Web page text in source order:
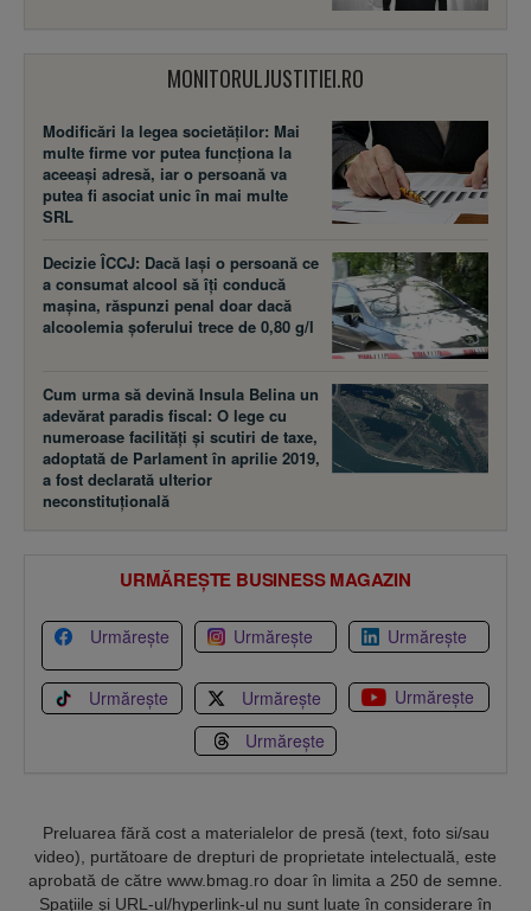
MONITORULJUSTITIEI.RO
Modificări la legea societăţilor: Mai
multe firme vor putea funcţiona la
aceeaşi adresă, iar o persoană va
putea fi asociat unic în mai multe
SRL
Decizie ÎCCJ: Dacă laşi o persoană ce
a consumat alcool să îţi conducă
maşina, răspunzi penal doar dacă
alcoolemia şoferului trece de 0,80 g/l
Cum urma să devină Insula Belina un
adevărat paradis fiscal: O lege cu
numeroase facilităţi şi scutiri de taxe,
adoptată de Parlament în aprilie 2019,
a fost declarată ulterior
neconstituţională
URMĂREȘTE BUSINESS MAGAZIN
Urmărește Urmărește Urmărește
Urmărește Urmărește
Urmărește
Urmărește
Preluarea fără cost a materialelor de presă (text, foto si/sau
video), purtătoare de drepturi de proprietate intelectuală, este
aprobată de către www.bmag.ro doar în limita a 250 de semne.
Spaţiile şi URL-ul/hyperlink-ul nu sunt luate în considerare în